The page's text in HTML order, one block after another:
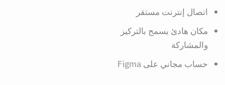
اتصال إنترنت مستقر
مكان هادئ يسمح بالتركيز
والمشاركة
حساب مجاني على Figma